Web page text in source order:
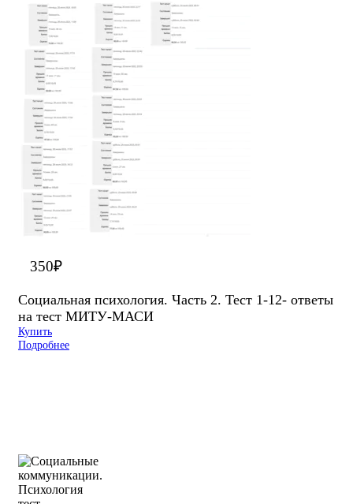
350₽
Социальная психология. Часть 2. Тест 1-12- ответы
на тест МИТУ-МАСИ
Купить
Подробнее